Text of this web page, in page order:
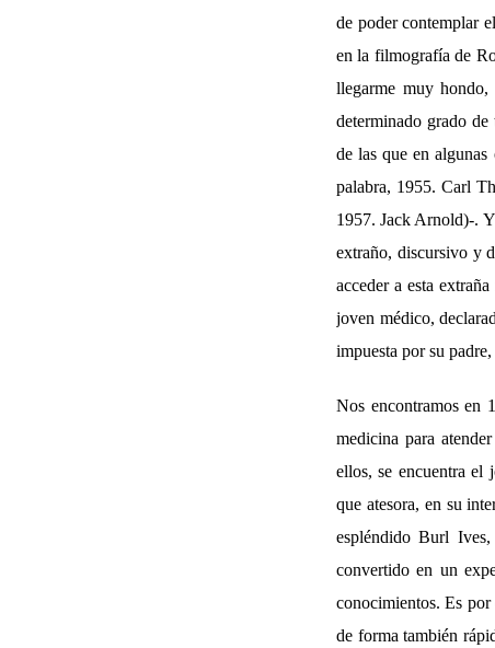
de poder contemplar
en la filmografía de
llegarme muy hondo,
determinado grado de
de las que en
palabra, 1955. Carl
1957.Jack Arnold)-.
extraño, discursivo y
acceder a esta
joven médico,
impuesta por su
Nos encontramos en
medicina para
ellos, se encuentra el
que atesora, en su
espléndido Burl Ives,
convertido en un
conocimientos. Es
de forma también